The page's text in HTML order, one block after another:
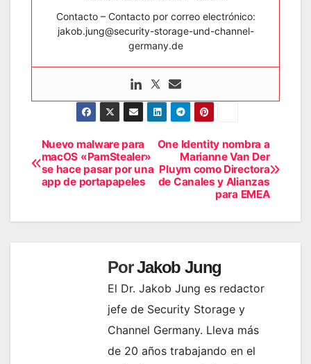
Contacto – Contacto por correo electrónico:
jakob.jung@security-storage-und-channel-
germany.de
Navegación
de
One Identity nombra a
Marianne Van Der
Pluym como Directora
de Canales y Alianzas
para EMEA
Nuevo malware para
macOS «PamStealer»
se hace pasar por una
app de portapapeles
PorJakob Jung
El Dr. Jakob Jung es redactor
jefe de Security Storage y
Channel Germany. Lleva más
de 20 años trabajando en el